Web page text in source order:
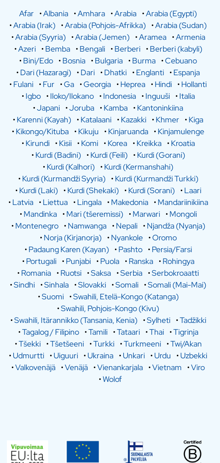
Afar •Albania •Amhara •Arabia •Arabia (Egypti)
•Arabia (Irak) •Arabia (Pohjois-Afrikka) •Arabia (Sudan)
•Arabia (Syyria) •Arabia (Jemen) •Aramea •Armenia
•Azeri •Bemba •Bengali •Berberi •Berberi (kabyli)
•Bini/Edo •Bosnia •Bulgaria •Burma •Cebuano
•Dari (Hazaragi) •Dari •Dhatki •Englanti •Espanja
•Fulani •Fur •Ga •Georgia •Heprea •Hindi •Hollanti
•Igbo •Iloko/Ilokano •Indonesia •Inguuši •Italia
•Japani •Joruba •Kamba •Kantoninkiina
•Karenni (Kayah) •Katalaani •Kazakki •Khmer •Kiga
•Kikongo/Kituba •Kikuju •Kinjaruanda •Kinjamulenge
•Kirundi •Kisii •Komi •Korea •Kreikka •Kroatia
•Kurdi (Badini) •Kurdi (Feili) •Kurdi (Gorani)
•Kurdi (Kalhori) •Kurdi (Kermanshahi)
•Kurdi (Kurmandži Syyria) •Kurdi (Kurmandži Turkki)
•Kurdi (Laki) •Kurdi (Shekaki) •Kurdi (Sorani) •Laari
•Latvia •Liettua •Lingala •Makedonia •Mandariinikiina
•Mandinka •Mari (tšeremissi) •Marwari •Mongoli
•Montenegro •Namwanga •Nepali •Njandža (Nyanja)
•Norja (Kirjanorja) •Nyankole •Oromo
•Padaung Karen (Kayan) •Pashto •Persia/Farsi
•Portugali •Punjabi •Puola •Ranska •Rohingya
•Romania •Ruotsi •Saksa •Serbia •Serbokroaatti
•Sindhi •Sinhala •Slovakki •Somali •Somali (Mai-Mai)
•Suomi •Swahili, Etelä-Kongo (Katanga)
•Swahili, Pohjois-Kongo (Kivu)
•Swahili, Itärannikko (Tansania, Kenia) •Sylheti •Tadžikki
•Tagalog / Filipino •Tamili •Tataari •Thai •Tigrinja
•Tšekki •Tšetšeeni •Turkki •Turkmeeni •Twi/Akan
•Udmurtti •Uiguuri •Ukraina •Unkari •Urdu •Uzbekki
•Valkovenäjä •Venäjä •Vienankarjala •Vietnam •Viro
•Wolof